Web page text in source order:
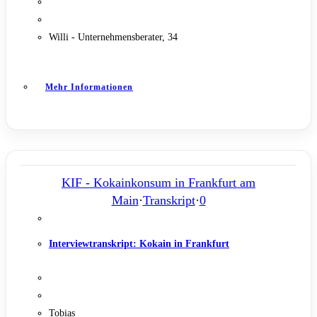
Willi - Unternehmensberater, 34
Mehr Informationen
KIF - Kokainkonsum in Frankfurt am
Main·Transkript·0
Interviewtranskript: Kokain in Frankfurt
Tobias